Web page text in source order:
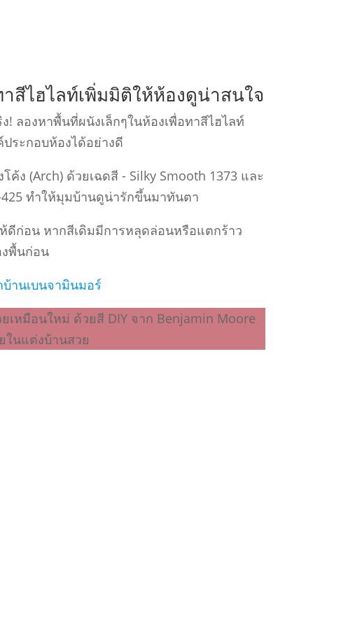
สีไฮไลท์เพิ่มมิติให้ห้องดูน่าสนใจ
ลองหาพื้นที่ผนังเล็กๆในห้องเพื่อทาสีไฮไลท์
ระกอบห้องได้อย่างดี
ค้ง (Arch) ด้วยเฉดสี - Silky Smooth 1373 และ
425 ทําให้มุมบ้านดูน่ารักขึ้นมาทันตา
ดีก่อน หากสีเดิมมีการหลุดล่อนหรือแตกร้าว
พื้นก่อน
านเบนจามินมอร์